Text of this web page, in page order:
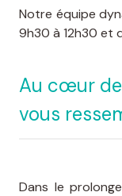
Notre équipe
9h30 à 12h30 et
Au cœur de
vous
Dans le